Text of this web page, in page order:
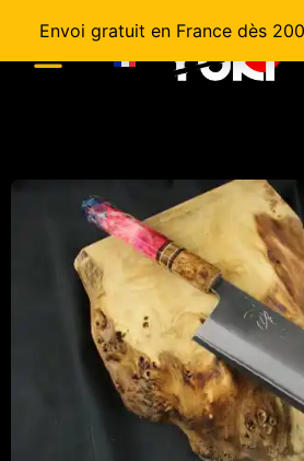
Envoi gratuit en France dès